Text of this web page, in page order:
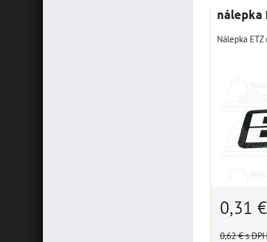
nálepka
Nálepka
0,31 €
0,62 €s